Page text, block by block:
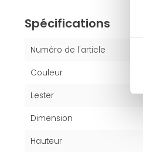
Spécifications
Numéro de l'article
Couleur
Lester
Dimension
Hauteur